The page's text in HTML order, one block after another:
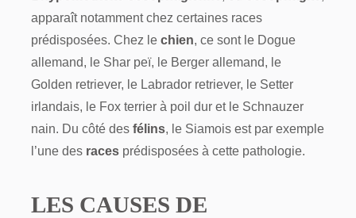
apparaît notamment chez certaines races
prédisposées. Chez le chien, ce sont le Dogue
allemand, le Shar peï, le Berger allemand, le
Golden retriever, le Labrador retriever, le Setter
irlandais, le Fox terrier à poil dur et le Schnauzer
nain. Du côté des félins, le Siamois est par exemple
l’une des races prédisposées à cette pathologie.
LES CAUSES DE